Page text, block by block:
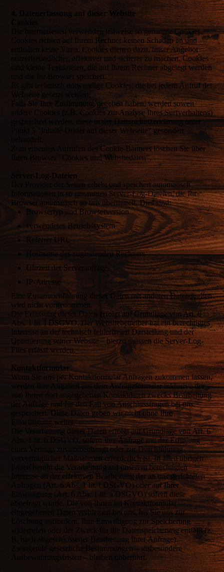
4. Datenerfassung auf dieser Website
Die Internetseiten verwenden teilweise so genannte Cookies.
Cookies richten auf Ihrem Rechner keinen Schaden an und
enthalten keine Viren. Cookies dienen dazu, unser Angebot
nutzerfreundlicher, effektiver und sicherer zu machen. Cookies
sind kleine Textdateien, die auf Ihrem Rechner abgelegt werden
und die Ihr Browser speichert.
Es gibt technisch notwendige Cookies, die bei jedem Aufruf der
Webseite gesetzt werden.
Falls Sie Ihre Zustimmung gegeben haben, werden soweit
andere Cookies (z.B. Cookies zur Analyse Ihres Surfverhaltens)
gespeichert werden, diese in der Datenschutzerklärung unter
Punkt 5 "Inhalte Dritter auf dieser Webseite" gesondert
Zum erneuten Aufrufen des Cookie-Banners löschen Sie über
Ihren Browser "Cookies und Websitedaten".
Server-Log-Dateien
Der Provider der Seiten erhebt und speichert automatisch
Informationen in so genannten Server-Log-Dateien, die Ihr
Browser automatisch an uns übermittelt. Dies sind:
Browsertyp und Browserversion
verwendetes Betriebssystem
Referrer URL
Hostname des zugreifenden Rechners
Uhrzeit der Serveranfrage
IP-Adresse
Eine Zusammenführung dieser Daten mit anderen Datenquellen
wird nicht vorgenommen.
Die Erfassung dieser Daten erfolgt auf Grundlage von Art. 6
Abs. 1 lit. f DSGVO. Der Websitebetreiber hat ein berechtigtes
Interesse an der technisch fehlerfreien Darstellung und der
Optimierung seiner Website – hierzu müssen die Server-Log-
Files erfasst werden.
Kontaktformular
Wenn Sie uns per Kontaktformular Anfragen zukommen lassen,
werden Ihre Angaben aus dem Anfrageformular inklusive der
von Ihnen dort angegebenen Kontaktdaten zwecks Bearbeitung
der Anfrage und für den Fall von Anschlussfragen bei uns
gespeichert. Diese Daten geben wir nicht ohne Ihre
Einwilligung weiter.
Die Verarbeitung dieser Daten erfolgt auf Grundlage von Art. 6
Abs. 1 lit. b DSGVO, sofern Ihre Anfrage mit der Erfüllung
eines Vertrags zusammenhängt oder zur Durchführung
vorvertraglicher Maßnahmen erforderlich ist. In allen übrigen
Fällen beruht die Verarbeitung auf unserem berechtigten
Interesse an der effektiven Bearbeitung der an uns gerichteten
Anfragen (Art. 6 Abs. 1 lit. f DSGVO) oder auf Ihrer
Einwilligung (Art. 6 Abs. 1 lit. a DSGVO) sofern diese
abgefragt wurde. Die von Ihnen im Kontaktformular
eingegebenen Daten verbleiben bei uns, bis Sie uns zur
Löschung auffordern, Ihre Einwilligung zur Speicherung
widerrufen oder der Zweck für die Datenspeicherung entfällt (z.
B. nach abgeschlossener Bearbeitung Ihrer Anfrage).
Zwingende gesetzliche Bestimmungen – insbesondere
Aufbewahrungsfristen – bleiben unberührt.